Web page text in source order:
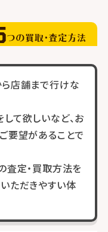
店舗まで行けな
て欲しいなど、お
要望があることで
査定・買取方法を
ただきやすい体